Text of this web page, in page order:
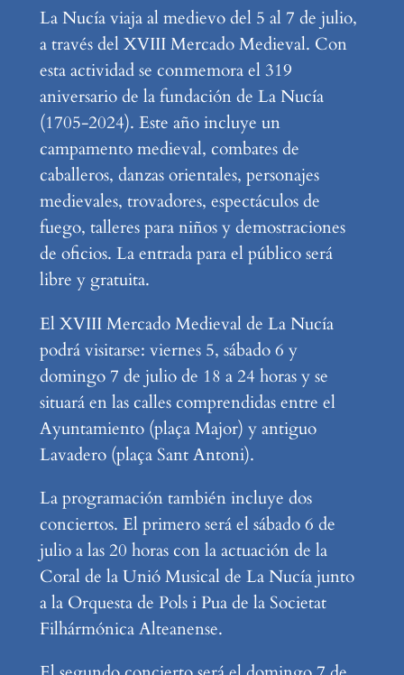
La Nucía viaja al medievo del 5 al 7 de julio,
a través del XVIII Mercado Medieval. Con
esta actividad se conmemora el 319
aniversario de la fundación de La Nucía
(1705-2024). Este año incluye un
campamento medieval, combates de
caballeros, danzas orientales, personajes
medievales, trovadores, espectáculos de
fuego, talleres para niños y demostraciones
de oficios. La entrada para el público será
libre y gratuita.
El XVIII Mercado Medieval de La Nucía
podrá visitarse: viernes 5, sábado 6 y
domingo 7 de julio de 18 a 24 horas y se
situará en las calles comprendidas entre el
Ayuntamiento (plaça Major) y antiguo
Lavadero (plaça Sant Antoni).
La programación también incluye dos
conciertos. El primero será el sábado 6 de
julio a las 20 horas con la actuación de la
Coral de la Unió Musical de La Nucía junto
a la Orquesta de Pols i Pua de la Societat
Filhármónica Alteanense.